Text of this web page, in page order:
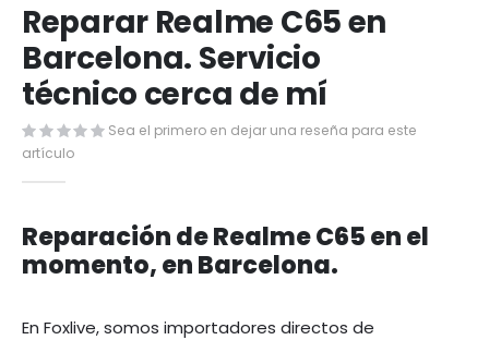
al
comienzo
de
la
galería
de
imágenes
Reparar Realme C65 en
Barcelona. Servicio
técnico cerca de mí
Sea el primero en dejar una reseña para este
artículo
Reparación de Realme C65 en el
momento, en Barcelona.
En Foxlive, somos importadores directos de